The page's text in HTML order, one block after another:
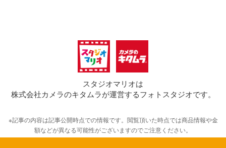
スタジオマリオは
株式会社カメラのキタムラが運営するフォトスタジオです。
※記事の内容は記事公開時点での情報です。閲覧頂いた時点では商品情報や金
額などが異なる可能性がございますのでご注意ください。